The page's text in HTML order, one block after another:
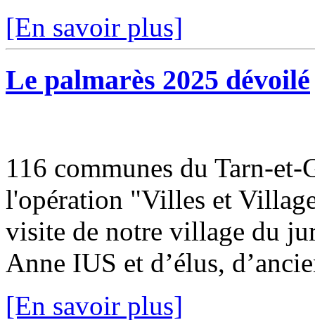
[En savoir plus]
Le palmarès 2025 dévoilé
116 communes du Tarn-
l'opération "Villes et
visite de notre village du
Anne IUS et d’élus,
[En savoir plus]